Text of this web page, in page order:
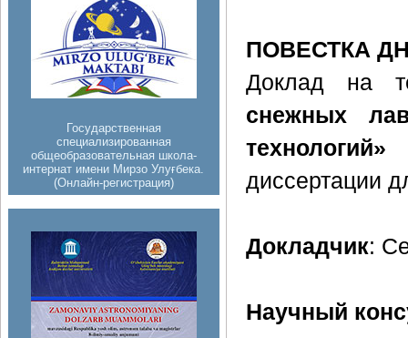
Государственная
специализированная
общеобразовательная школа-
интернат имени Мирзо Улуғбека.
(Онлайн-регистрация)
ПОВЕСТКА
Доклад на
снежных
технологий»
диссертации
Докладчик:
Научный